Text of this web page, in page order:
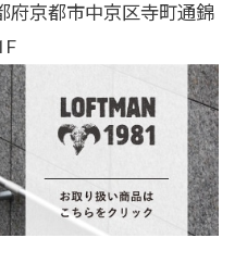
府京都市中京区寺町通錦